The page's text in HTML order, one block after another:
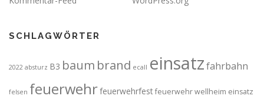
SCHLAGWÖRTER
2022 absturz B3 baum brand ecall einsatzfahrbahn
felsen feuerwehrfeuerwehrfest feuerwehr wellheim einsatz